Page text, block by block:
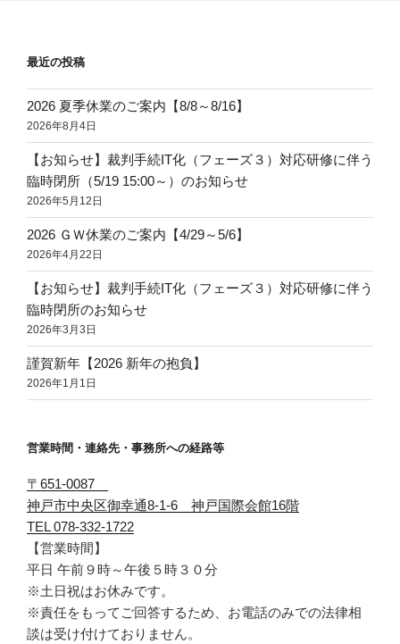
最近の投稿
2026 夏季休業のご案内【8/8～8/16】
2026年8月4日
【お知らせ】裁判手続IT化（フェーズ３）対応研修に伴う
臨時閉所（5/19 15:00～）のお知らせ
2026年5月12日
2026 ＧＷ休業のご案内【4/29～5/6】
2026年4月22日
【お知らせ】裁判手続IT化（フェーズ３）対応研修に伴う
臨時閉所のお知らせ
2026年3月3日
謹賀新年【2026 新年の抱負】
2026年1月1日
営業時間・連絡先・事務所への経路等
〒651-0087
神戸市中央区御幸通8-1-6 神戸国際会館16階
TEL 078-332-1722
【営業時間】
平日 午前９時～午後５時３０分
※土日祝はお休みです。
※責任をもってご回答するため、お電話のみでの法律相
談は受け付けておりません。